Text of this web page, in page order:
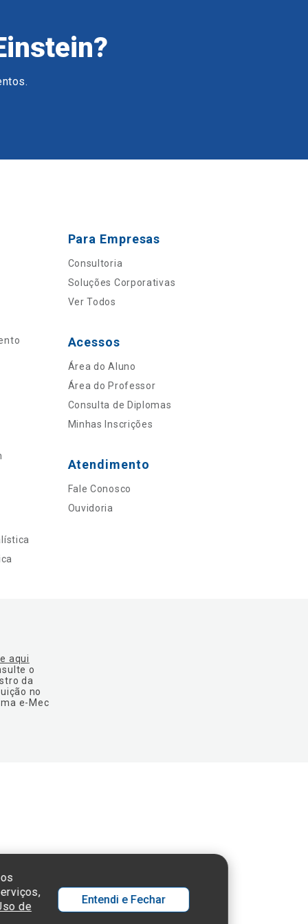
Para Empresas
Consultoria
Soluções Corporativas
Ver Todos
Acessos
Área do Aluno
Área do Professor
Consulta de Diplomas
Minhas Inscrições
Atendimento
Fale Conosco
Ouvidoria
aqui
o
da
no
e-Mec
de
Entendi e Fechar